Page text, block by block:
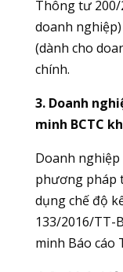
Thông tư 200/
doanh
(dành cho
chính.
3. Doanh
minh BCTC
Doanh
phương pháp
dụng chế độ
133/2016/TT-
minh Báo cáo